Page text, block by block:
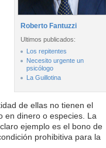
Roberto Fantuzzi
Ultimos publicados:
Los repitentes
Necesito urgente un
psicólogo
La Guillotina
de ellas no tienen el
en dinero o especies. La
ejemplo es el bono de
prohibitiva para la